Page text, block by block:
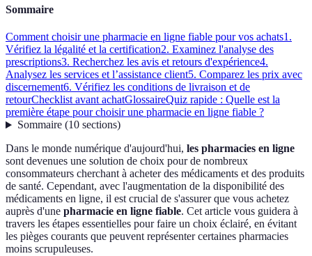
Sommaire
Comment choisir une pharmacie en ligne fiable pour vos achats1.
Vérifiez la légalité et la certification2. Examinez l'analyse des
prescriptions3. Recherchez les avis et retours d'expérience4.
Analysez les services et l’assistance client5. Comparez les prix avec
discernement6. Vérifiez les conditions de livraison et de
retourChecklist avant achatGlossaireQuiz rapide : Quelle est la
première étape pour choisir une pharmacie en ligne fiable ?
Sommaire(10 sections)
Dans le monde numérique d'aujourd'hui, les pharmacies en ligne
sont devenues une solution de choix pour de nombreux
consommateurs cherchant à acheter des médicaments et des produits
de santé. Cependant, avec l'augmentation de la disponibilité des
médicaments en ligne, il est crucial de s'assurer que vous achetez
auprès d'une pharmacie en ligne fiable. Cet article vous guidera à
travers les étapes essentielles pour faire un choix éclairé, en évitant
les pièges courants que peuvent représenter certaines pharmacies
moins scrupuleuses.